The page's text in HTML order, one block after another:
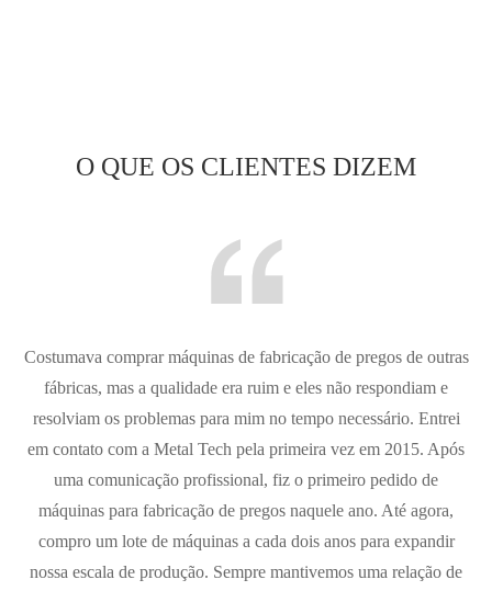
O QUE OS CLIENTES DIZEM

Costumava comprar máquinas de fabricação de pregos de outras
fábricas, mas a qualidade era ruim e eles não respondiam e
resolviam os problemas para mim no tempo necessário. Entrei
em contato com a Metal Tech pela primeira vez em 2015. Após
uma comunicação profissional, fiz o primeiro pedido de
máquinas para fabricação de pregos naquele ano. Até agora,
compro um lote de máquinas a cada dois anos para expandir
nossa escala de produção. Sempre mantivemos uma relação de